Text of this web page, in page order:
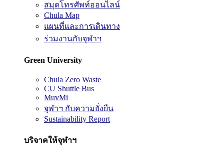
สมุดโทรศัพท์ออนไลน์
Chula Map
แผนที่และการเดินทาง
ร่วมงานกับจุฬาฯ
Green University
Chula Zero Waste
CU Shuttle Bus
MuvMi
จุฬาฯ กับความยั่งยืน
Sustainability Report
บริจาคให้จุฬาฯ